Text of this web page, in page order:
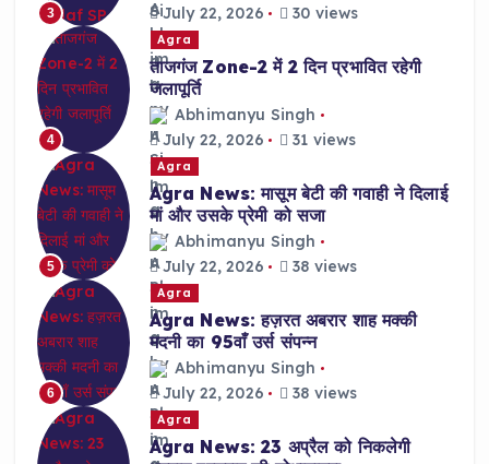
3
July 22, 2026
30 views
4
Agra
ताजगंज Zone-2 में 2 दिन प्रभावित रहेगी
जलापूर्ति
Abhimanyu Singh
July 22, 2026
31 views
5
Agra
Agra News: मासूम बेटी की गवाही ने दिलाई
मां और उसके प्रेमी को सजा
Abhimanyu Singh
July 22, 2026
38 views
6
Agra
Agra News: हज़रत अबरार शाह मक्की
मदनी का 95वाँ उर्स संपन्न
Abhimanyu Singh
July 22, 2026
38 views
Agra
Agra News: 23 अप्रैल को निकलेगी